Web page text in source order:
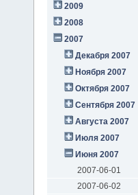
2009
2008
2007
Декабря 2007
Ноября 2007
Октября 2007
Сентября 2007
Августа 2007
Июля 2007
Июня 2007
2007-06-01
2007-06-02